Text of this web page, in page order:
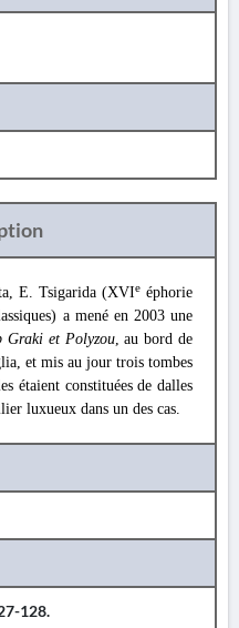
E. Tsigarida (XVIe éphorie
a mené en 2003 une
Graki et Polyzou, au bord de
et mis au jour trois tombes
étaient constituées de dalles
luxueux dans un des cas.
128.